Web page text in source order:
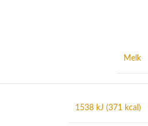
Melk
1538 kJ (371 kcal)